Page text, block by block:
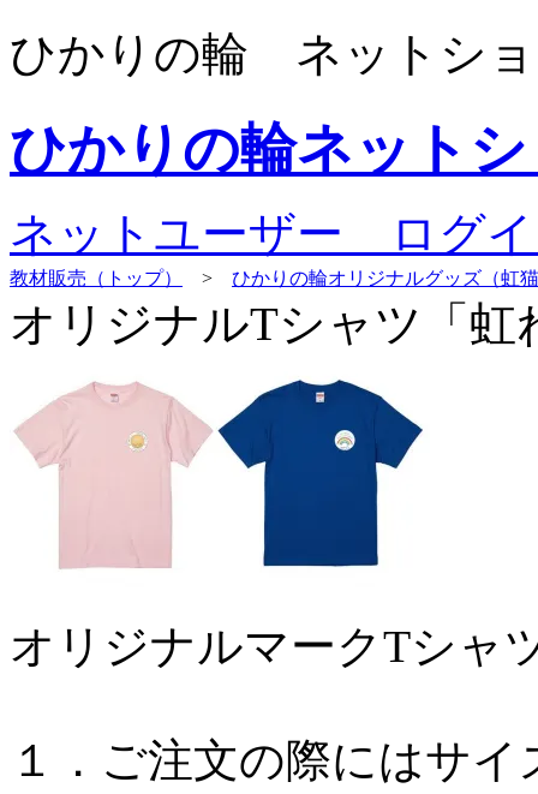
ひかりの輪 ネットシ
ひかりの輪ネット
ネットユーザー ログ
教材販売（トップ） > ひかりの輪オリジナルグッズ（虹
オリジナルTシャツ「虹
オリジナルマークTシャ
１．ご注文の際にはサ